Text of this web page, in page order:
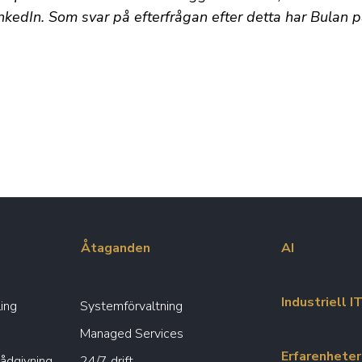
Som svar på efterfrågan efter detta har Bulan
Åtaganden
Systemförvaltning
Managed Services
AI
Industriell
Erfarenheter